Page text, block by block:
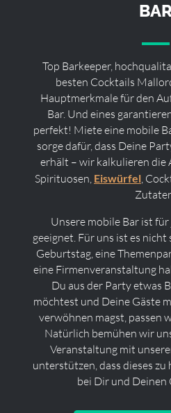
Top Barkeeper,
besten Cocktails
Hauptmerkmale für den
Bar. Und eines
perfekt! Miete eine mobile
sorge dafür, dass Deine
erhält – wir kalkulieren die
Spirituosen, Eiswürfel,
Unsere mobile Bar ist
geeignet. Für uns ist es
Geburtstag, eine
eine Firmenveranstaltung
Du aus der Party etwas
möchtest und Deine Gäste
verwöhnen magst, passen
Natürlich bemühen wir
Veranstaltung mit
unterstützen, dass dieses
bei Dir und